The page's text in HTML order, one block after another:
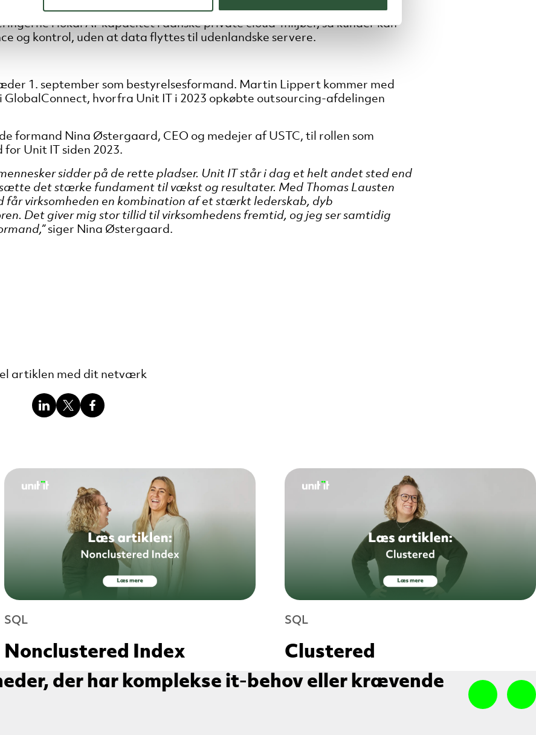
i lokal AI-kapacitet i danske private cloud-miljøer, så kunder kan
og kontrol, uden at data flyttes til udenlandske servere.
1. september som bestyrelsesformand. Martin Lippert kommer med
GlobalConnect, hvorfra Unit IT i 2023 opkøbte outsourcing-afdelingen
formand Nina Østergaard, CEO og medejer af USTC, til rollen som
Unit IT siden 2023.
sidder på de rette pladser. Unit IT står i dag et helt andet sted end
det stærke fundament til vækst og resultater. Med Thomas Lausten
får virksomheden en kombination af et stærkt lederskab, dyb
Det giver mig stor tillid til virksomhedens fremtid, og jeg sersamtidig
siger Nina Østergaard.
artiklen med dit netværk
Del Del Del
SQL
Nonclustered Index
SQL
Clustered
der har komplekse it-behov eller krævende